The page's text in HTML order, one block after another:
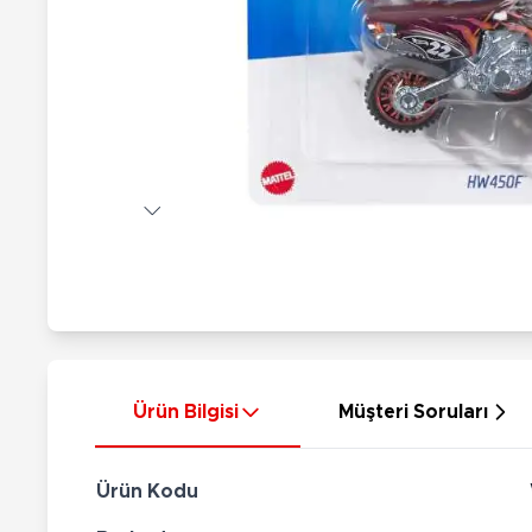
Silahlar
Silah Setleri
Kılıç Setleri
Ürün Bilgisi Müşteri Soruları
Ürün Kodu